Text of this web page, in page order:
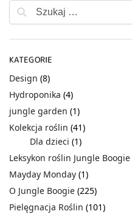
KATEGORIE
Design (8)
Hydroponika (4)
jungle garden (1)
Kolekcja roślin (41)
Dla dzieci (1)
Leksykon roślin Jungle Boogie
Mayday Monday (1)
O Jungle Boogie (225)
Pielęgnacja Roślin (101)